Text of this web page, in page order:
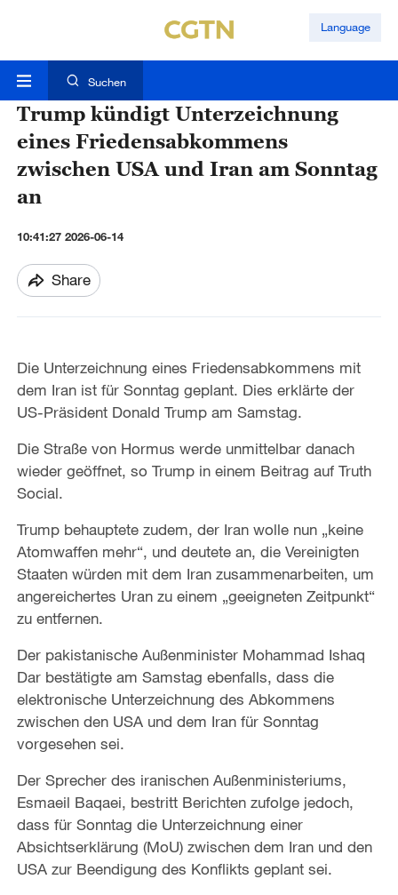
Language
Suchen
Trump kündigt Unterzeichnung
eines Friedensabkommens
zwischen USA und Iran am Sonntag
an
10:41:27 2026-06-14
Share
Die Unterzeichnung eines Friedensabkommens mit
dem Iran ist für Sonntag geplant. Dies erklärte der
US-Präsident Donald Trump am Samstag.
Die Straße von Hormus werde unmittelbar danach
wieder geöffnet, so Trump in einem Beitrag auf Truth
Social.
Trump behauptete zudem, der Iran wolle nun „keine
Atomwaffen mehr“, und deutete an, die Vereinigten
Staaten würden mit dem Iran zusammenarbeiten, um
angereichertes Uran zu einem „geeigneten Zeitpunkt“
zu entfernen.
Der pakistanische Außenminister Mohammad Ishaq
Dar bestätigte am Samstag ebenfalls, dass die
elektronische Unterzeichnung des Abkommens
zwischen den USA und dem Iran für Sonntag
vorgesehen sei.
Der Sprecher des iranischen Außenministeriums,
Esmaeil Baqaei, bestritt Berichten zufolge jedoch,
dass für Sonntag die Unterzeichnung einer
Absichtserklärung (MoU) zwischen dem Iran und den
USA zur Beendigung des Konflikts geplant sei.